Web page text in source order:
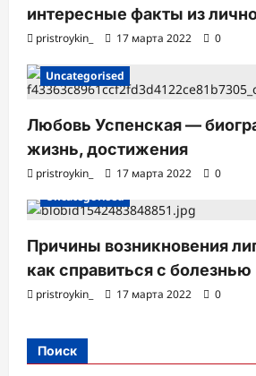
интересные факты из
pristroykin_ 17 марта 2022 0
Uncategorised
Любовь Успенская —
жизнь, достижения
pristroykin_ 17 марта 2022
0
Uncategorised
Причины возникновения
как справиться с болезнью
pristroykin_ 17 марта 2022 0
Поиск